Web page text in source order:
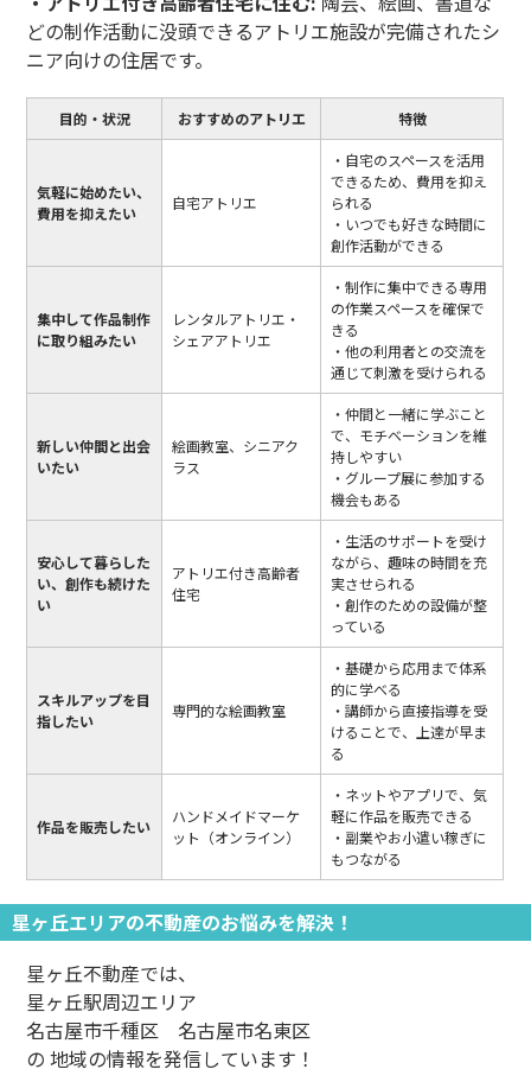
どの制作活動に没頭できるアトリエ施設が完備されたシ
ニア向けの住居です。
目的・状況 おすすめのアトリエ 特徴
気軽に始めたい、
費用を抑えたい
自宅アトリエ
・自宅のスペースを活用
できるため、費用を抑え
られる
・いつでも好きな時間に
創作活動ができる
集中して作品制作
に取り組みたい
レンタルアトリエ・
シェアアトリエ
・制作に集中できる専用
の作業スペースを確保で
きる
・他の利用者との交流を
通じて刺激を受けられる
新しい仲間と出会
いたい
絵画教室、シニアク
ラス
・仲間と一緒に学ぶこと
で、モチベーションを維
持しやすい
・グループ展に参加する
機会もある
安心して暮らした
い、創作も続けた
い
アトリエ付き高齢者
住宅
・生活のサポートを受け
ながら、趣味の時間を充
実させられる
・創作のための設備が整
っている
スキルアップを目
指したい
専門的な絵画教室
・基礎から応用まで体系
的に学べる
・講師から直接指導を受
けることで、上達が早ま
る
作品を販売したい
ハンドメイドマーケ
ット（オンライン）
・ネットやアプリで、気
軽に作品を販売できる
・副業やお小遣い稼ぎに
もつながる
星ヶ丘エリアの不動産のお悩みを解決！
星ヶ丘不動産では、
星ヶ丘駅周辺エリア
名古屋市千種区 名古屋市名東区
の 地域の情報を発信しています！